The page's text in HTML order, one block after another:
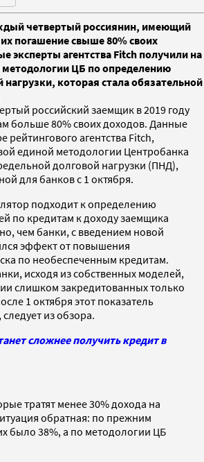
четвертый россиянин, имеющий
погашение свыше 80% своих
эксперты агентства Fitch получили на
методологии ЦБ по определению
нагрузки, которая стала обязательной
российский заемщик в 2019 году
больше 80% своих доходов. Данные
рейтингового агентства Fitch,
единой методологии Центробанка
долговой нагрузки (ПНД),
для банков с 1 октября.
подходит к определению
по кредитам к доходу заемщика
чем банки, с введением новой
эффект от повышения
по необеспеченным кредитам.
исходя из собственных моделей,
слишком закредитованных только
1 октября этот показатель
из обзора.
сложнее получить кредит в
тратят менее 30% дохода на
обратная: по прежним
было 38%, а по методологии ЦБ